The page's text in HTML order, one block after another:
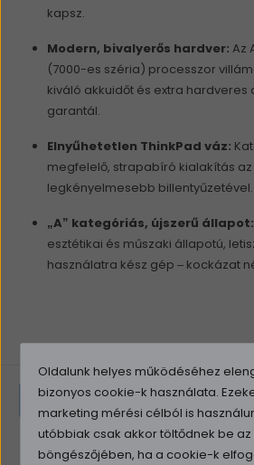
kapsz.
Modern, bivalyerős hardver: Az
(7000-es széria) processzor
kiváló akkuidőt és extra
garantál.
Elnyűhetetlen ThinkPad váz:
megfelelő, strapabíró kialakítás
legkényelmesebb billentyűzetével.
„A” kategóriás, újszerű állapot:
esztétikai és műszaki állapotú,
használatra kész gép – kockázat
Paraméterek Vélemények
Oldalunk helyes működéséhez
bizonyos cookie-k használata.
marketing mérési célból is
utóbbiak csak akkor töltődnek be az
böngészőjében, ha a cookie-k